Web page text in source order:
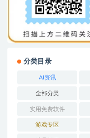
分类目录
AI资讯
全部分类
实用免费软件
游戏专区